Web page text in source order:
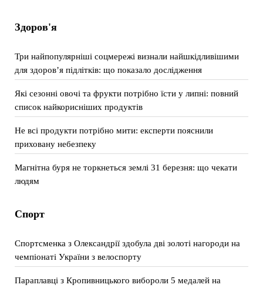
Здоров'я
Три найпопулярніші соцмережі визнали найшкідливішими
для здоров’я підлітків: що показало дослідження
Які сезонні овочі та фрукти потрібно їсти у липні: повний
список найкорисніших продуктів
Не всі продукти потрібно мити: експерти пояснили
приховану небезпеку
Магнітна буря не торкнеться землі 31 березня: що чекати
людям
Спорт
Спортсменка з Олександрії здобула дві золоті нагороди на
чемпіонаті України з велоспорту
Параплавці з Кропивницького вибороли 5 медалей на